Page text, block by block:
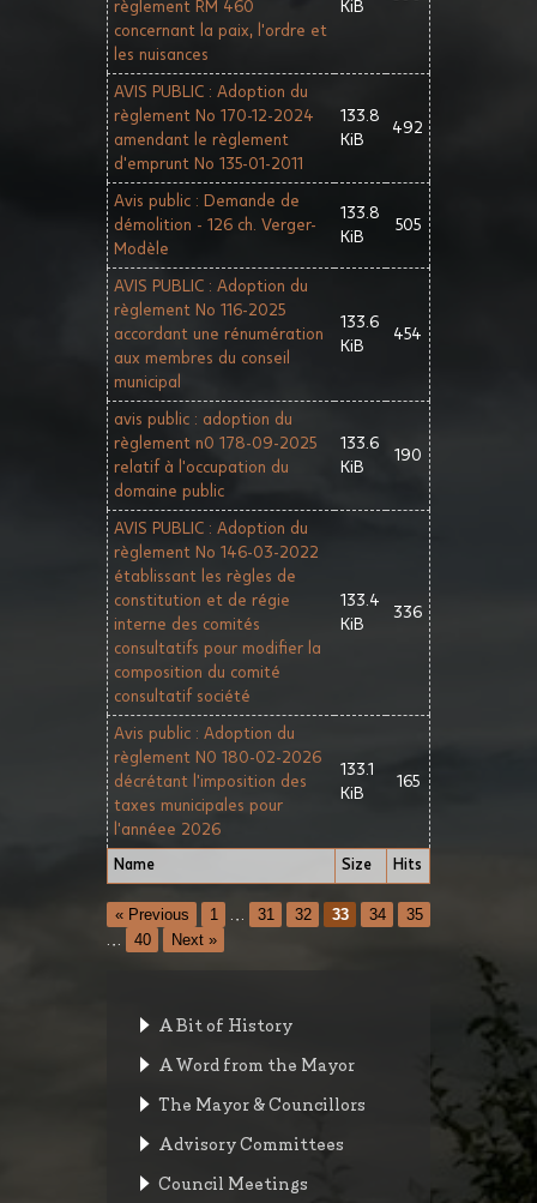
Name Size Hits
règlement RM 460
concernant la paix, l'ordre et
les nuisances
KiB
AVIS PUBLIC : Adoption du
règlement No 170-12-2024
amendant le règlement
d'emprunt No 135-01-2011
133.8
KiB
492
Avis public : Demande de
démolition - 126 ch. Verger-
Modèle
133.8
KiB
505
AVIS PUBLIC : Adoption du
règlement No 116-2025
accordant une rénumération
aux membres du conseil
municipal
133.6
KiB
454
avis public : adoption du
règlement n0 178-09-2025
relatif à l'occupation du
domaine public
133.6
KiB
190
AVIS PUBLIC : Adoption du
règlement No 146-03-2022
établissant les règles de
constitution et de régie
interne des comités
consultatifs pour modifier la
composition du comité
consultatif société
133.4
KiB
336
Avis public : Adoption du
règlement N0 180-02-2026
décrétant l'imposition des
taxes municipales pour
l'annéee 2026
133.1
KiB
165
« Previous 1 … 31 32 33 34
35
…
40 Next »
A Bit of History
A Word from the Mayor
The Mayor & Councillors
Advisory Committees
Council Meetings